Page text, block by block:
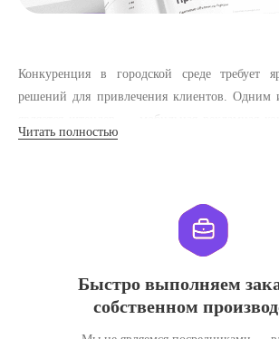
Конкуренция в городской среде требует
решений для привлечения клиентов. Одним
легко устанавливать и перемещать. Для тех,
изделия, которые сочетают
разумную стоимость, а также помогают
Что такое штендер и
используется
Читать полностью
Быстро выполняем
собственном